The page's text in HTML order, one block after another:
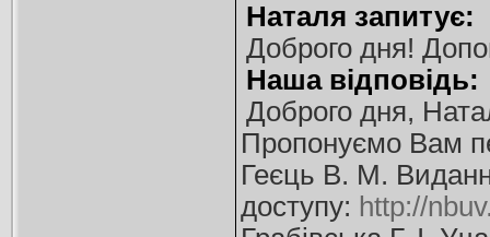
Наталя запитує:
Доброго дня!
Наша відповідь:
Доброго дня,
Пропонуємо Вам
Геєць В. М.
доступу: http://